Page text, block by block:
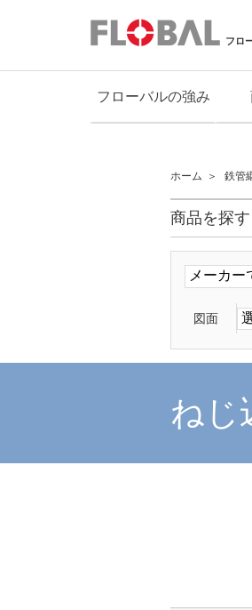
フロ
フローバルの強み
ホーム 鉄管
商品を探す
図面
ねじ